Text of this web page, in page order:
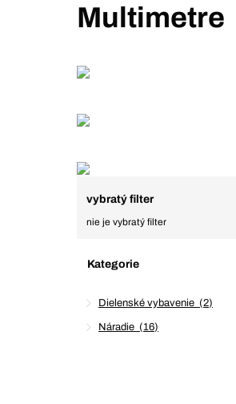
Multimetre
vybratý filter
nie je vybratý filter
Kategorie
Dielenské vybavenie 2
Náradie 16